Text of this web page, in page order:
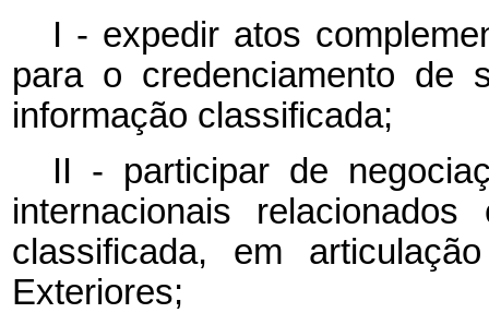
I - expedir atos
para o credenciamento de
informação classificada;
II - participar de
internacionais
classificada, em
Exteriores;